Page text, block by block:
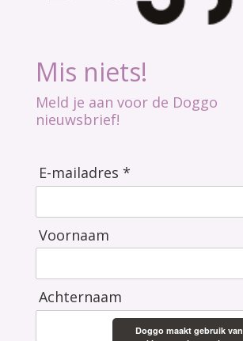
Mis niets!
Meld je aan voor de Doggo
nieuwsbrief!
E-mailadres *
Voornaam
Achternaam
Doggo maakt gebruik van